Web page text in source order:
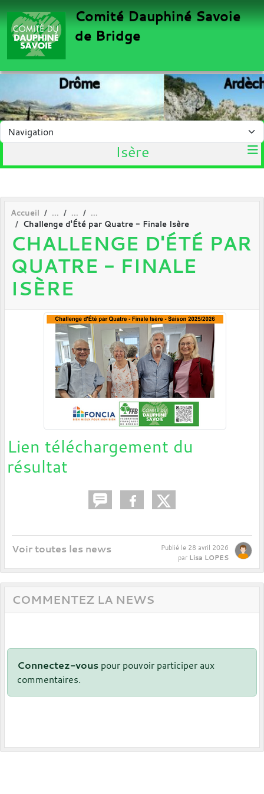
Comité Dauphiné Savoie
de Bridge
Isère
Accueil
Challenge d'Été par Quatre - Finale Isère
CHALLENGE D'ÉTÉ PAR
QUATRE - FINALE
ISÈRE
Lien téléchargement du
résultat
Voir toutes les news Publié le 28 avril 2026
par Lisa LOPES
COMMENTEZ LA NEWS
Connectez-vous pour pouvoir participer aux
commentaires.
Panneau de gestion des cookies